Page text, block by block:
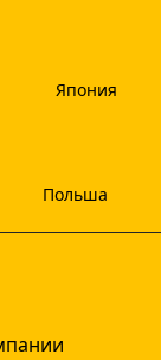
Япония
Польша